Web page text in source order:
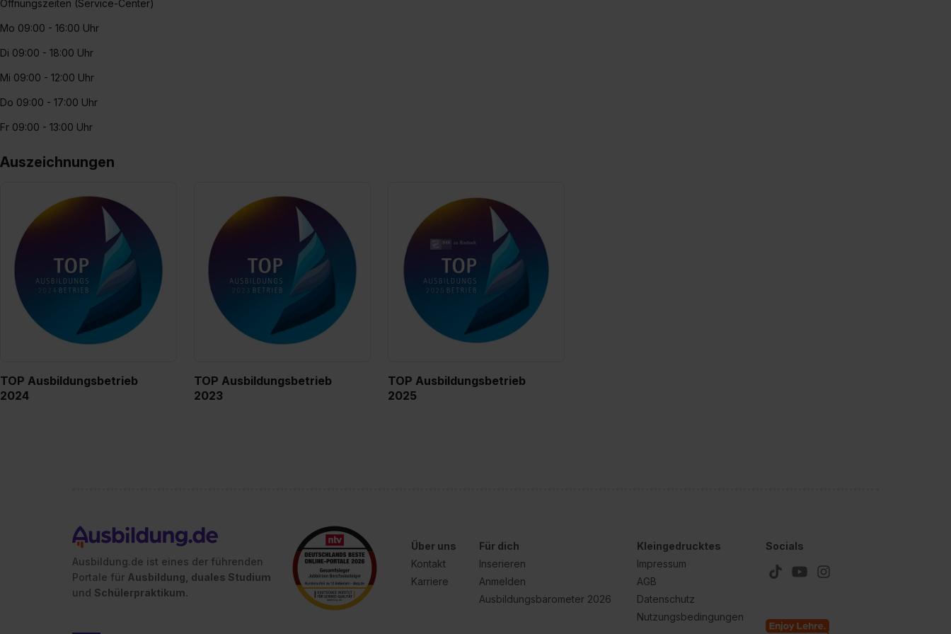
Öffnungszeiten (Service-Center)
Mo 09:00 - 16:00 Uhr
Di 09:00 - 18:00 Uhr
Mi 09:00 - 12:00 Uhr
Do 09:00 - 17:00 Uhr
Fr 09:00 - 13:00 Uhr
Auszeichnungen
TOP Ausbildungsbetrieb
2024
TOP Ausbildungsbetrieb
2023
TOP Ausbildungsbetrieb
2025
Ausbildung.de ist eines der führenden
Portale für Ausbildung, duales Studium
und Schülerpraktikum.
Über uns
Kontakt
Karriere
Für dich
Inserieren
Anmelden
Ausbildungsbarometer 2026
Kleingedrucktes
Impressum
AGB
Datenschutz
Nutzungsbedingungen
Socials